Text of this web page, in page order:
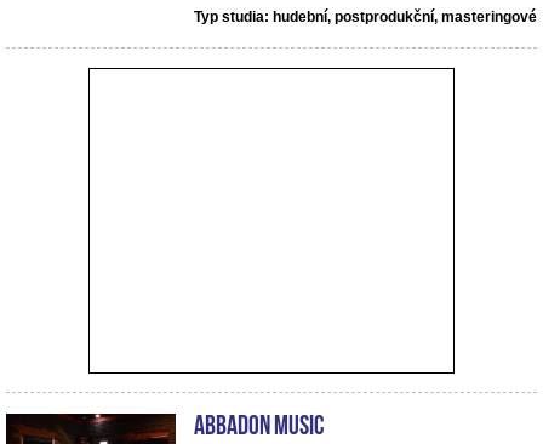
Typ studia: hudební, postprodukční, masteringové
ABBADON Music